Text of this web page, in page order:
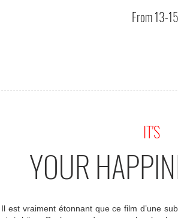
From13-
IT'S
YOUR
Il est vraiment étonnant que ce film d’une